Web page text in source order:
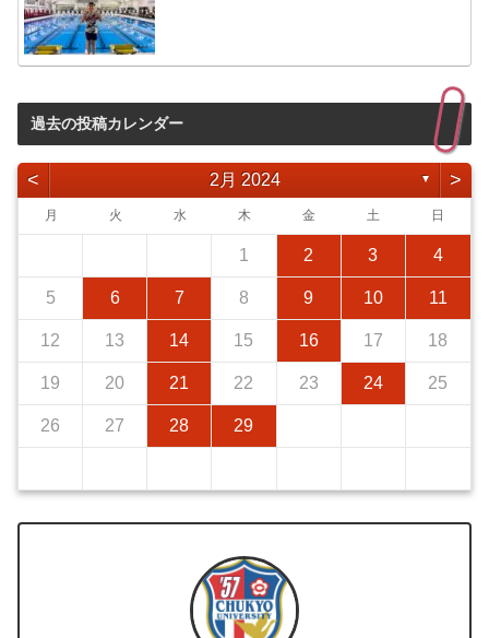
過去の投稿カレンダー
< 2月 2024 ▼ >
月 火 水 木 金 土 日
1 2 3 4
5 6 7 8 9 10 11
12 13 14 15 16 17 18
19 20 21 22 23 24 25
26 27 28 29